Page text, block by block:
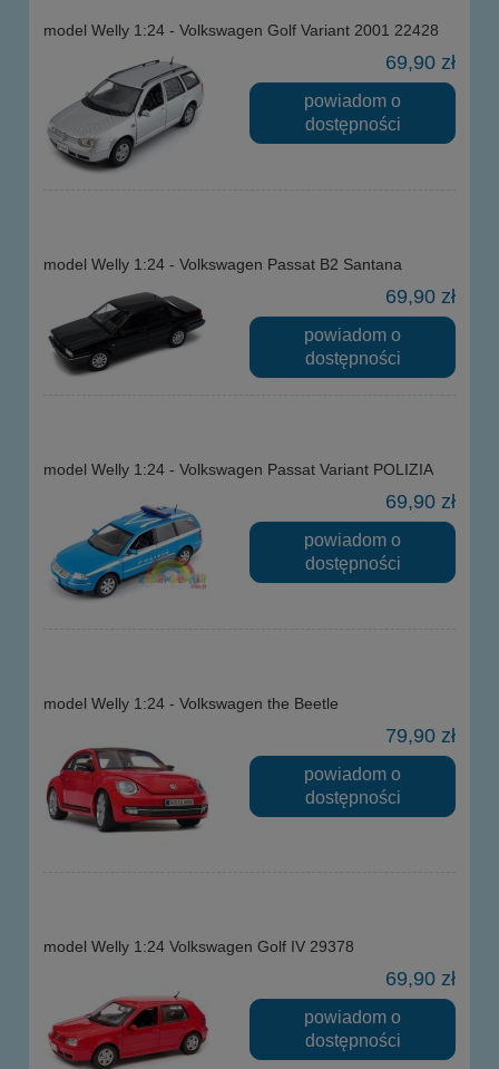
model Welly 1:24 - Volkswagen Golf Variant 2001 22428
69,90 zł
powiadom o
dostępności
model Welly 1:24 - Volkswagen Passat B2 Santana
69,90 zł
powiadom o
dostępności
model Welly 1:24 - Volkswagen Passat Variant POLIZIA
69,90 zł
powiadom o
dostępności
model Welly 1:24 - Volkswagen the Beetle
79,90 zł
powiadom o
dostępności
model Welly 1:24 Volkswagen Golf IV 29378
69,90 zł
powiadom o
dostępności